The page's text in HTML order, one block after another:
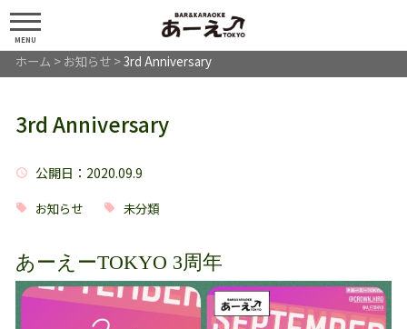
MENU
ホーム > お知らせ>3rd Anniversary
3rd Anniversary
公開日 ：2020.09.9
お知らせ 未分類
あーえーTOKYO 3周年